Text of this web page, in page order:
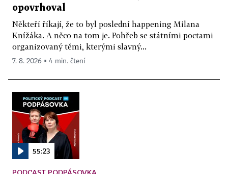
opovrhoval
Někteří říkají, že to byl poslední happening Milana
Knížáka. A něco na tom je. Pohřeb se státními poctami
organizovaný těmi, kterými slavný...
7. 8. 2026 ▪ 4 min. čtení
55:23
PODCAST PODPÁSOVKA